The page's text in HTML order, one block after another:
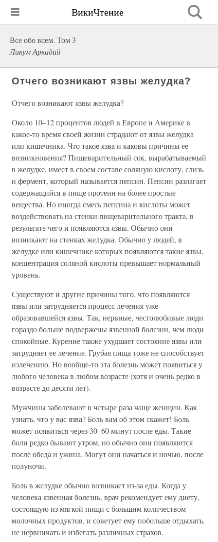
ВикиЧтение
Все обо всем. Том 3
Ликум Аркадий
Отчего возникают язвы желудка?
Отчего возникают язвы желудка?
Около 10–12 процентов людей в Европе и Америке в
какое-то время своей жизни страдают от язвы желудка
или кишечника. Что такое язва и каковы причины ее
возникновения? Пищеварительный сок, вырабатываемый
в желудке, имеет в своем составе соляную кислоту, слизь
и фермент, который называется пепсин. Пепсин разлагает
содержащийся в пище протеин на более простые
вещества. Но иногда смесь пепсина и кислоты может
воздействовать на стенки пищеварительного тракта, в
результате чего и появляются язвы. Обычно они
возникают на стенках желудка. Обычно у людей, в
желудке или кишечнике которых появляются такие язвы,
концентрация соляной кислоты превышает нормальный
уровень.
Существуют и другие причины того, что появляются
язвы или затрудняется процесс лечения уже
образовавшейся язвы. Так, нервные, честолюбивые люди
гораздо больше подвержены язвенной болезни, чем люди
спокойные. Курение также ухудшает состояние язвы или
затрудняет ее лечение. Грубая пища тоже не способствует
излечению. Но вообще-то эта болезнь может появиться у
любого человека в любом возрасте (хотя и очень редко в
возрасте до десяти лет).
Мужчины заболевают в четыре раза чаще женщин. Как
узнать, что у вас язва? Боль вам об этом скажет! Боль
может появиться через 30–60 минут после еды. Такие
боли редко бывают утром, но обычно они появляются
после обеда и ужина. Могут они начаться и ночью, после
полуночи.
Боль в желудке обычно возникает из-за еды. Когда у
человека язвенная болезнь, врач рекомендует ему диету,
состоящую из мягкой пищи с большим количеством
молочных продуктов, и советует ему побольше отдыхать,
не нервничать и избегать различных страхов.